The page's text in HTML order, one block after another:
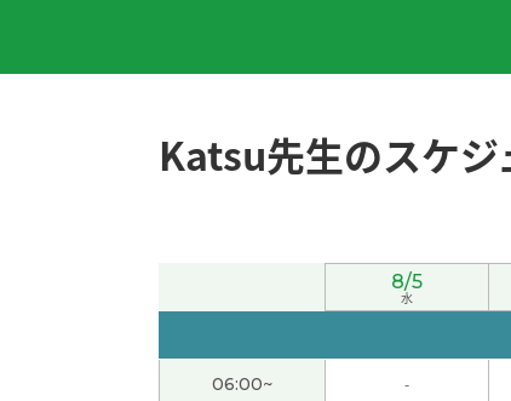
谢谢老师！用中文聊剪辑视频的事情对我
谢谢您的课程，因为最近我学中文的时间
今天老师耐心、细致地为我讲解了很多内
感谢您一直以来的教导。 关于水果的讨
Katsu先生のスケジ
8/5
水
06:00~ -